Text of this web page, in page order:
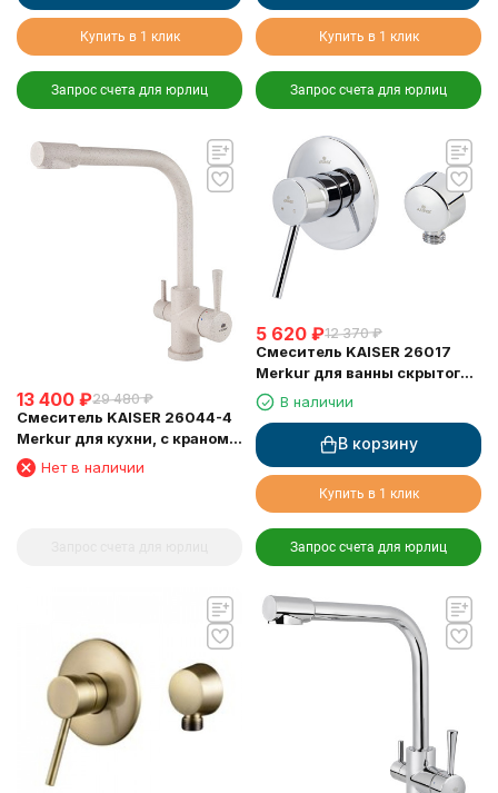
Купить в 1 клик
Запрос счета для юрлиц
Купить в 1 клик
Запрос счета для юрлиц
13 400 ₽29 480 ₽
Смеситель KAISER 26044-4
Merkur для кухни, с краном
для питьевой воды,
песочный
Нет в наличии
5 620 ₽12 370 ₽
Смеситель KAISER 26017
Merkur для ванны скрытого
монтажа
В наличии
В корзину
Купить в 1 клик
Запрос счета для юрлиц